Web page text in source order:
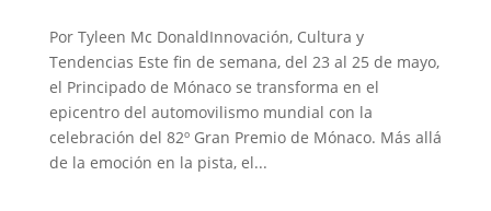
Por Tyleen Mc DonaldInnovación, Cultura y
Tendencias Este fin de semana, del 23 al 25 de mayo,
el Principado de Mónaco se transforma en el
epicentro del automovilismo mundial con la
celebración del 82º Gran Premio de Mónaco. Más allá
de la emoción en la pista, el...